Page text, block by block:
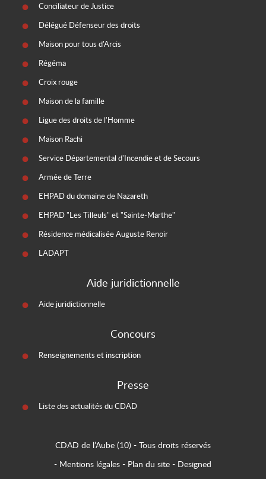
Conciliateur de Justice
Délégué Défenseur des droits
Maison pour tous d'Arcis
Régéma
Croix rouge
Maison de la famille
Ligue des droits de l'Homme
Maison Rachi
Service Départemental d'Incendie et de Secours
Armée de Terre
EHPAD du domaine de Nazareth
EHPAD "Les Tilleuls" et "Sainte-Marthe"
Résidence médicalisée Auguste Renoir
LADAPT
Aide juridictionnelle
Aide juridictionnelle
Concours
Renseignements et inscription
Presse
Liste des actualités du CDAD
CDAD de l’Aube (10) - Tous droits réservés
- Mentions légales - Plan du site - Designed